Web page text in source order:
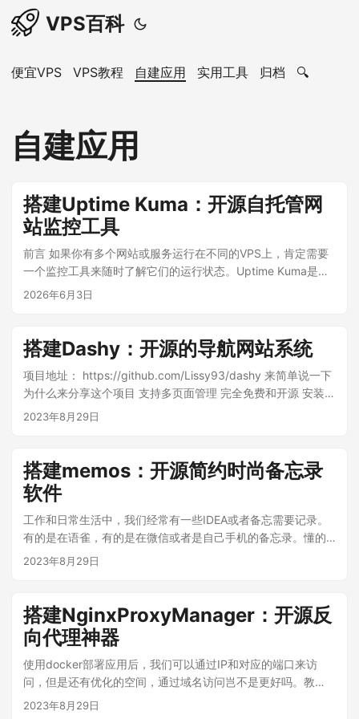
VPS百科
便宜VPS VPS教程 自建应用 实用工具 归档 🔍
自建应用
搭建Uptime Kuma：开源自托管网
站监控工具
前言 如果你有多个网站或服务运行在不同的VPS上，肯定需要
一个监控工具来随时了解它们的运行状态。Uptime Kuma是目
前最流行的开源自托管监控工具，界面美观、功能强大，可以
教你如何用Docker快速搭建Uptime Kuma。 一、Uptime
Kuma功能简介 支持HTTP/HTTPS、TCP、Ping、DNS、
Docker容器等多种监控类型 精美的响应式状态页面，可自定义
域名展示 支持90+种通知渠道（Telegram、邮件、Discord、
钉钉、企业微信、Bark等） 支持多语言（包含中文） 支持证书
了Docker和Docker Compose，如果还没有安装可以参考国内
用户一键安装Docker并配置镜像源。 使用Docker Compose安
装（推荐） 创建安装目录： mkdir -p /opt/uptime-kuma cd
/opt/uptime-kuma 创建 docker-compose.yml 文件： cat >
docker-compose.yml << 'EOF' version: "3.8" services:
uptime-kuma: image: louislam/uptime-kuma:1
container_name: uptime-kuma restart: always ports: -
docker compose up -d 使用Docker命令安装 如果不想用
Docker Compose，也可以直接用Docker运行： docker run -
d \ --restart=always \ -p 3001:3001 \ -v uptime-
kuma:/app/data \ --name uptime-kuma \ louislam/uptime-
kuma:1 验证安装 # 查看容器状态 docker ps | grep uptime-
http://你的VPS_IP:3001 即可打开Uptime Kuma管理界面。...
2026年6月3日
搭建Dashy：开源的导航网站系统
项目地址： https://github.com/Lissy93/dashy 来简单说一下
为什么来分享这个项目 支持多页面管理 完全免费和开源 安装简
单，支持docker 页面支持中文 主题和布局支持修改，主题很丰
终端后输入命令 ： docker run -d -p 4000:80 lissy93/dashy
来拉取并且启动容器。 前台访问 http://ip:4000 就可以看到前
台页面已经启动。 首先把语言改成中文。 点击右上角编辑页
面，然后新增section，你可以设置这个分区的图标（需要图片
地址），以及排序方式，还有行和列等配置。 新建好分区之
的，很多东西都支持自定义。感兴趣的可以自己去装一下。然
了。
2023年8月29日
搭建memos：开源简约时尚备忘录
软件
工作和日常生活中，我们经常有一些IDEA或者备忘需要记录。
有的是在语雀，有的是在微信或者是自己手机的备忘录。懂的
都懂，得各处翻。今天我们来搭建一个开源的备忘录，方便我
里有memos备忘录截图，还是比较简约好看的。 搭建教程：
接下来我们使用docker的方式来部署它！若你没安装docker，
可以先安装docker。 然后执行 docker run -d --name memos
-p 5230:5230 -v ~/.memos/:/var/opt/memos
ghcr.io/usememos/memos:latest 来启动memos。 启动好之
语言，我们选择中文。 输入用户名admin，密码admin，进入
2023年8月29日
搭建NginxProxyManager：开源反
向代理神器
使用docker部署应用后，我们可以通过IP和对应的端口来访
问，但是还有优化的空间，通过域名访问岂不是更好吗。教
程，他来了！这次我们使用的是NginxProxyManager，以下将
2023年8月29日